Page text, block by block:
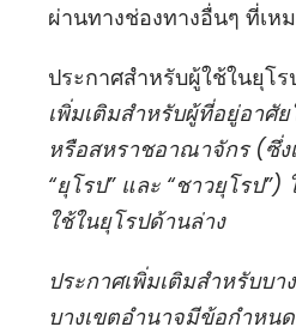
ผ่านทางช่องทางอื่นๆ ที่เห
ประกาศสำหรับผู้ใช้ในยุโร
เพิ่มเติมสำหรับผู้ที่อยู่อาศั
หรือสหราชอาณาจักร (ซึ่ง
“ยุโรป” และ “ชาวยุโรป
ใช้ในยุโรปด้านล่าง
ประกาศเพิ่มเติมสำหรับบ
บางเขตอำนาจมีข้อกำหน